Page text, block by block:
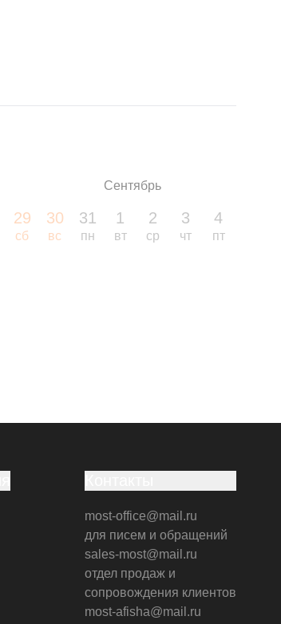
29
сб
30
вс
31
пн
Сентябрь
1
вт
2
ср
3
чт
4
пт
most-office@mail.ru
для писем и обращений
sales-most@mail.ru
отдел продаж и
сопровождения клиентов
most-afisha@mail.ru